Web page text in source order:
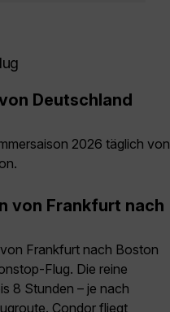
Deutschland
2026 täglich von
von Frankfurt nach
Frankfurt nach Boston
Flug. Die reine
8 Stunden – je nach
Condor fliegt